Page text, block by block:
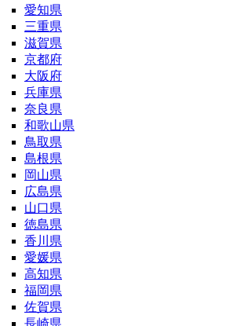
愛知県
三重県
滋賀県
京都府
大阪府
兵庫県
奈良県
和歌山県
鳥取県
島根県
岡山県
広島県
山口県
徳島県
香川県
愛媛県
高知県
福岡県
佐賀県